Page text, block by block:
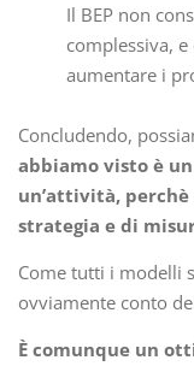
Il BEP non
complessiva,
aumentare i
Concludendo,
abbiamo visto è
un’attività,
strategia e di
Come tutti i modelli
ovviamente conto
È comunque un